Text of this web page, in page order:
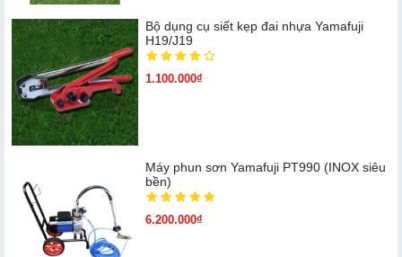
Bộ dụng cụ siết kẹp đai nhựa Yamafuji
H19/J19
1.100.000₫
Máy phun sơn Yamafuji PT990 (INOX siêu
bền)
6.200.000₫